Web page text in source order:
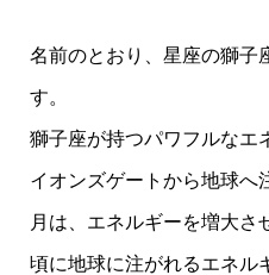
名前のとおり、星座の獅子
す。
獅子座が持つパワフルなエ
イオンズゲートから地球へ
月は、エネルギーを増大さ
頃に地球に注がれるエネル